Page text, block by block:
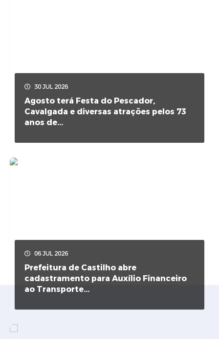
Ouvidoria
Arquivos para Download
Notícias
Obras
Projetos
Serviços Online
A Prefeitura
30 JUL 2026
Agosto terá Festa do Pescador,
Cavalgada e diversas atrações pelos 73
anos de...
06 JUL 2026
Prefeitura de Castilho abre
cadastramento para Auxílio Financeiro
ao Transporte...